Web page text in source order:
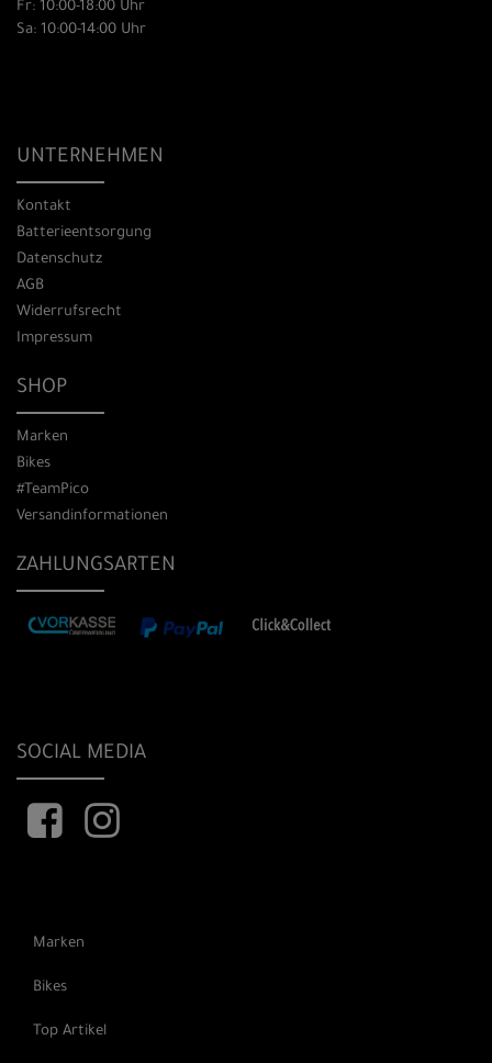
Fr: 10:00-18:00 Uhr
Sa: 10:00-14:00 Uhr
UNTERNEHMEN
Kontakt
Batterieentsorgung
Datenschutz
AGB
Widerrufsrecht
Impressum
SHOP
Marken
Bikes
#TeamPico
Versandinformationen
ZAHLUNGSARTEN
SOCIAL MEDIA
Marken
Bikes
Top Artikel